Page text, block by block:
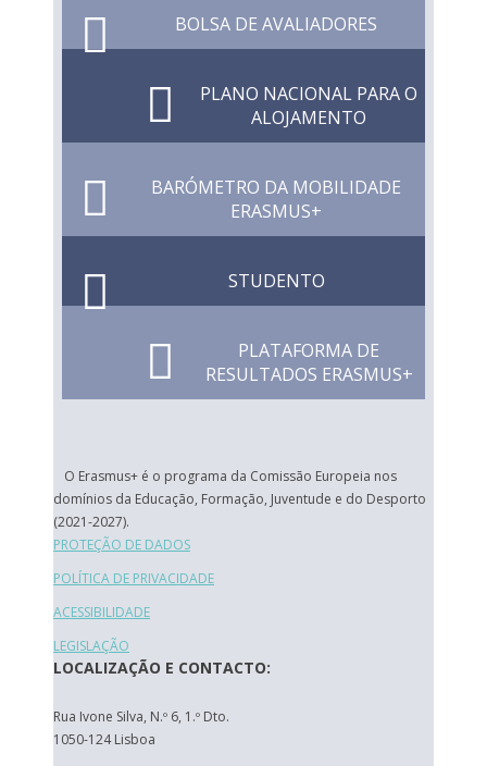
BOLSA DE AVALIADORES
PLANO NACIONAL PARA O
ALOJAMENTO
BARÓMETRO DA MOBILIDADE
ERASMUS+
STUDENTO
PLATAFORMA DE
RESULTADOS ERASMUS+
O Erasmus+ é o programa da Comissão Europeia nos
domínios da Educação, Formação, Juventude e do Desporto
(2021-2027).
PROTEÇÃO DE DADOS
POLÍTICA DE PRIVACIDADE
ACESSIBILIDADE
LEGISLAÇÃO
LOCALIZAÇÃO E CONTACTO:
Rua Ivone Silva, N.º 6, 1.º Dto.
1050-124 Lisboa